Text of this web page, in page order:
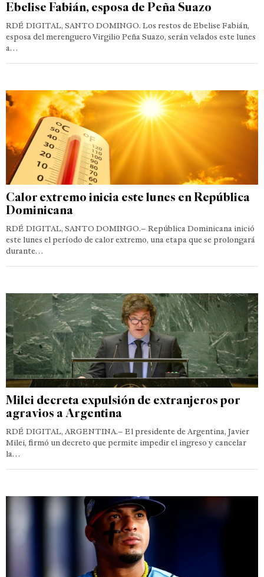
Ebelise Fabián, esposa de Peña Suazo
RDÉ DIGITAL, SANTO DOMINGO. Los restos de Ebelise Fabián,
esposa del merenguero Virgilio Peña Suazo, serán velados este lunes
a…
Calor extremo inicia este lunes en República
Dominicana
RDÉ DIGITAL, SANTO DOMINGO.– República Dominicana inició
este lunes el período de calor extremo, una etapa que se prolongará
durante…
Milei decreta expulsión de extranjeros por
agravios a Argentina
RDÉ DIGITAL, ARGENTINA.– El presidente de Argentina, Javier
Milei, firmó un decreto que permite impedir el ingreso y cancelar
la…